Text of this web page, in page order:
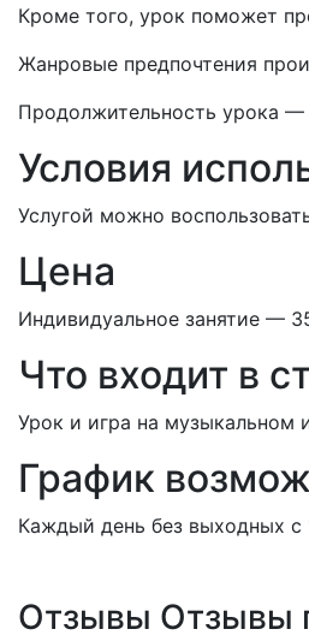
Кроме того, урок поможет
Жанровые предпочтения
Продолжительность урока —
Условия
Услугой можно
Цена
Индивидуальное занятие —
Что входит в
Урок и игра на музыкальном
График
Каждый день без выходных с
Отзывы Отзывы